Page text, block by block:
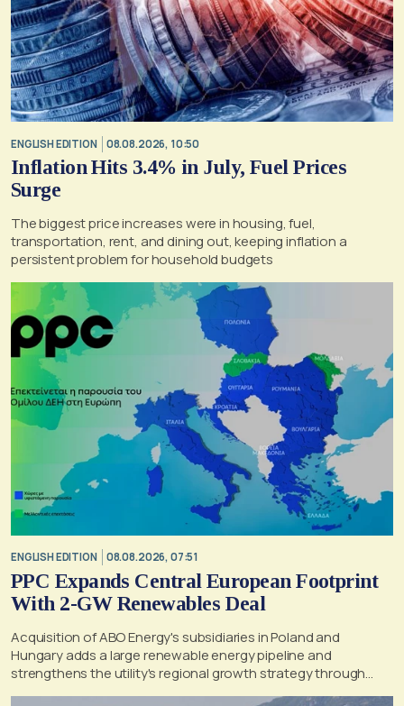
ENGLISH EDITION 08.08.2026, 10:50
Inflation Hits 3.4% in July, Fuel Prices
Surge
The biggest price increases were in housing, fuel,
transportation, rent, and dining out, keeping inflation a
persistent problem for household budgets
ENGLISH EDITION 08.08.2026, 07:51
PPC Expands Central European Footprint
With 2-GW Renewables Deal
Acquisition of ABO Energy's subsidiaries in Poland and
Hungary adds a large renewable energy pipeline and
strengthens the utility's regional growth strategy through